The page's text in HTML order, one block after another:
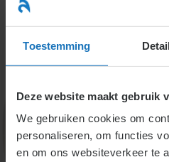
Toestemming
Deze website maakt gebruik
We gebruiken cookies om
personaliseren, om functies
en om ons websiteverkeer te
naar
inhoud